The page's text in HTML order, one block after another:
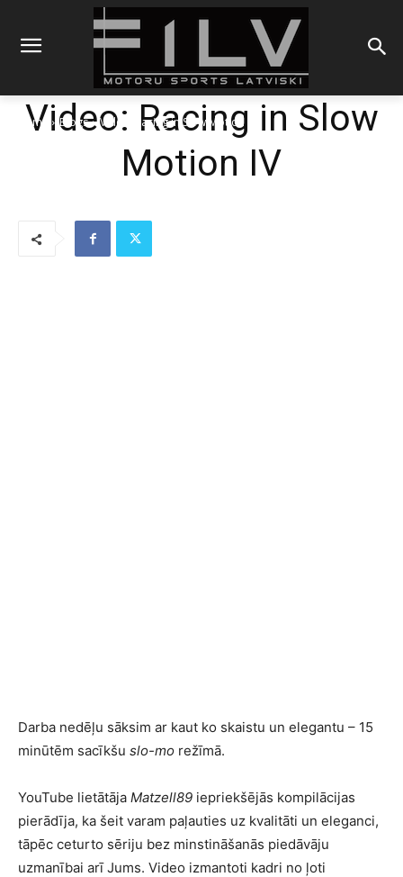
Sākums Blogs Video: Racing in Slow Motion IV
Video: Racing in Slow
Motion IV
Darba nedēļu sāksim ar kaut ko skaistu un elegantu – 15
minūtēm sacīkšu slo-mo režīmā.
YouTube lietātāja Matzell89 iepriekšējās kompilācijas
pierādīja, ka šeit varam paļauties uz kvalitāti un eleganci,
tāpēc ceturto sēriju bez minstināšanās piedāvāju
uzmanībai arī Jums. Video izmantoti kadri no ļoti